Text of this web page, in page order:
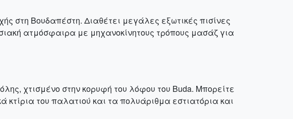
στη Βουδαπέστη. Διαθέτει μεγάλες εξωτικές πισίνες
ατμόσφαιρα με μηχανοκίνητους τρόπους μασάζ για
χτισμένο στην κορυφή του λόφου του Buda. Μπορείτε
του παλατιού και τα πολυάριθμα εστιατόρια και